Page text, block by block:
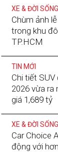
XE & ĐỜI SỐNG
Chùm ảnh
trong khu
TP.HCM
TIN MỚI
Chi tiết
2026 vừa ra
giá 1,689 tỷ
XE & ĐỜI SỐNG
Car Choice
động với